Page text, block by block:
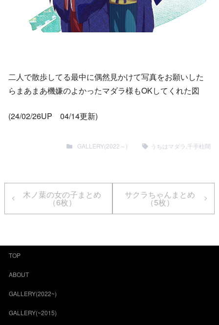
二人で散歩してる最中に偶然見かけて写真をお願いした
らまあまあ機嫌のよかったマダラ様もOKしてくれた図
(24/02/26UP 04/14更新)
GALLERY(2022～) うちはマダラ 千手柱間
木ノ葉の女の子まとめ
（6枚）
サクラちゃんまとめ
（5枚）
TOP
ABOUT
GALLERY(2022~)
GALLERY(~2015)